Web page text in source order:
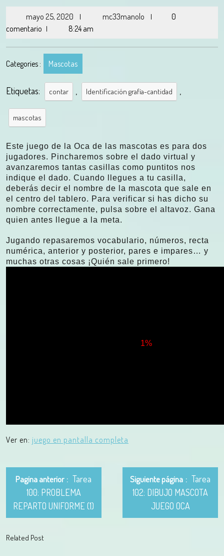
mayo 25, 2020 | mc33manolo |
0
comentario | 8:24 am
Categories : Mascotas
Etiquetas: contar Identificación grafía-cantidad
mascotas
Este juego de la Oca de las mascotas es para dos
jugadores. Pincharemos sobre el dado virtual y
avanzaremos tantas casillas como puntitos nos
indique el dado. Cuando llegues a tu casilla,
deberás decir el nombre de la mascota que sale en
el centro del tablero. Para verificar si has dicho su
nombre correctamente, pulsa sobre el altavoz. Gana
quien antes llegue a la meta.
Jugando repasaremos vocabulario, números, recta
numérica, anterior y posterior, pares e impares… y
muchas otras cosas ¡Quién sale primero!
Ver en: juego en pantalla completa
Pagina anterior
Tarea
100: PROBLEMA
REPARTO UNIFORME (1)
Siguiente página
Tarea
102: DIBUJO MASCOTA
JUEGO OCA
Related Post